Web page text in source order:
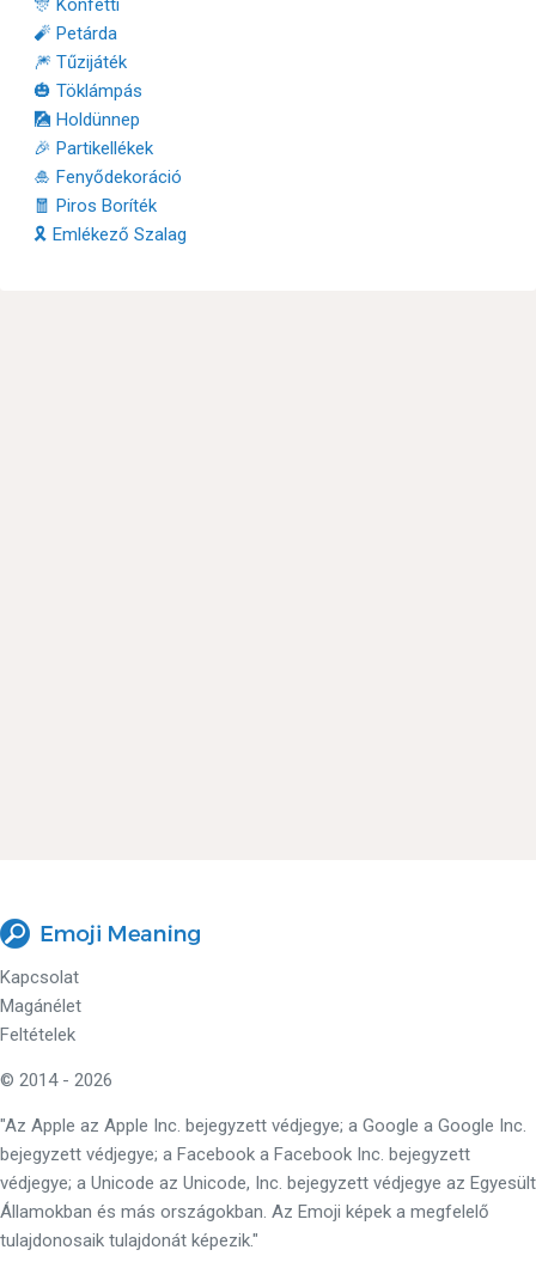
🎊 Konfetti
🧨 Petárda
🎆 Tűzijáték
🎃 Töklámpás
🎑 Holdünnep
🎉 Partikellékek
🎍 Fenyődekoráció
🧧 Piros Boríték
🎗 Emlékező Szalag
Kapcsolat
Magánélet
Feltételek
© 2014 - 2026
"Az Apple az Apple Inc. bejegyzett védjegye; a Google a Google Inc.
bejegyzett védjegye; a Facebook a Facebook Inc. bejegyzett
védjegye; a Unicode az Unicode, Inc. bejegyzett védjegye az Egyesült
Államokban és más országokban. Az Emoji képek a megfelelő
tulajdonosaik tulajdonát képezik."